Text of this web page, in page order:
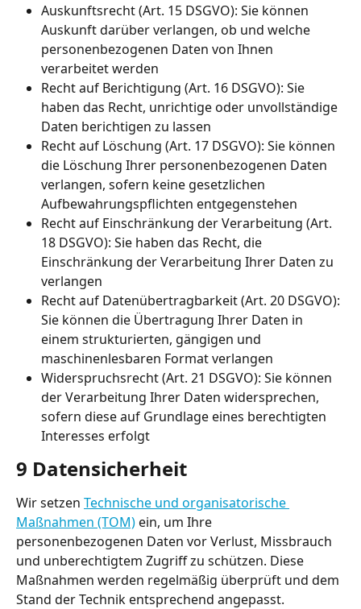
Auskunftsrecht (Art. 15 DSGVO): Sie können
Auskunft darüber verlangen, ob und welche
personenbezogenen Daten von Ihnen
verarbeitet werden
Recht auf Berichtigung (Art. 16 DSGVO): Sie
haben das Recht, unrichtige oder unvollständige
Daten berichtigen zu lassen
Recht auf Löschung (Art. 17 DSGVO): Sie können
die Löschung Ihrer personenbezogenen Daten
verlangen, sofern keine gesetzlichen
Aufbewahrungspflichten entgegenstehen
Recht auf Einschränkung der Verarbeitung (Art.
18 DSGVO): Sie haben das Recht, die
Einschränkung der Verarbeitung Ihrer Daten zu
verlangen
Recht auf Datenübertragbarkeit (Art. 20 DSGVO):
Sie können die Übertragung Ihrer Daten in
einem strukturierten, gängigen und
maschinenlesbaren Format verlangen
Widerspruchsrecht (Art. 21 DSGVO): Sie können
der Verarbeitung Ihrer Daten widersprechen,
sofern diese auf Grundlage eines berechtigten
Interesses erfolgt
9 Datensicherheit
Wir setzen Technische und organisatorische
Maßnahmen (TOM) ein, um Ihre
personenbezogenen Daten vor Verlust, Missbrauch
und unberechtigtem Zugriff zu schützen. Diese
Maßnahmen werden regelmäßig überprüft und dem
Stand der Technik entsprechend angepasst.